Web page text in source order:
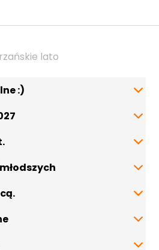
lato
:)
wycieczek
Europy
na Kaszubach
Kopalnia Soli
Mali taternicy
Zwardoń Perła Beskidów
Bałtycka
Tatrzańskie lato
pierwsze kolonie
BELLA ITALIA
VIVA ESPANA
TENISOWY